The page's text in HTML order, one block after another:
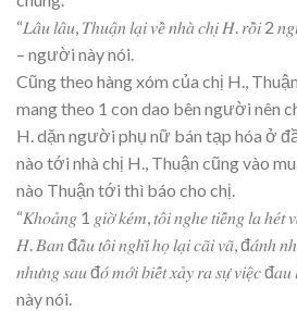
“𝐿𝑎̂𝑢 𝑙𝑎̂𝑢, 𝑇ℎ𝑢𝑎̣̂𝑛 𝑙𝑎̣𝑖 𝑣𝑒̂̀ 𝑛ℎ𝑎̀ 𝑐ℎ𝑖̣ 𝐻. 𝑟𝑜̂̀𝑖 2
– người này nói.
Cũng theo hàng xóm của chị H.,
mang theo 1 con dao bên người nên
H. dặn người phụ nữ bán tạp hóa ở
nào tới nhà chị H., Thuận cũng vào
nào Thuận tới thì báo cho chị.
“𝐾ℎ𝑜𝑎̉𝑛𝑔 1 𝑔𝑖𝑜̛̀ 𝑘𝑒́𝑚, 𝑡𝑜̂𝑖 𝑛𝑔ℎ𝑒 𝑡𝑖𝑒̂́𝑛𝑔 𝑙𝑎 ℎ𝑒́𝑡
𝐻. 𝐵𝑎𝑛 đ𝑎̂̀𝑢 𝑡𝑜̂𝑖 𝑛𝑔ℎ𝑖̃ ℎ𝑜̣ 𝑙𝑎̣𝑖 𝑐𝑎̃𝑖 𝑣𝑎̃, đ𝑎́𝑛ℎ
𝑛ℎ𝑢̛𝑛𝑔 𝑠𝑎𝑢 đ𝑜́ 𝑚𝑜̛́𝑖 𝑏𝑖𝑒̂́𝑡 𝑥𝑎̉𝑦 𝑟𝑎 𝑠𝑢̛̣ 𝑣𝑖𝑒̣̂𝑐
này nói.